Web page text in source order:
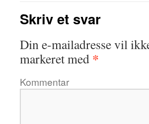
Skriv et svar
Din e-mailadresse vil
markeret med *
Kommentar